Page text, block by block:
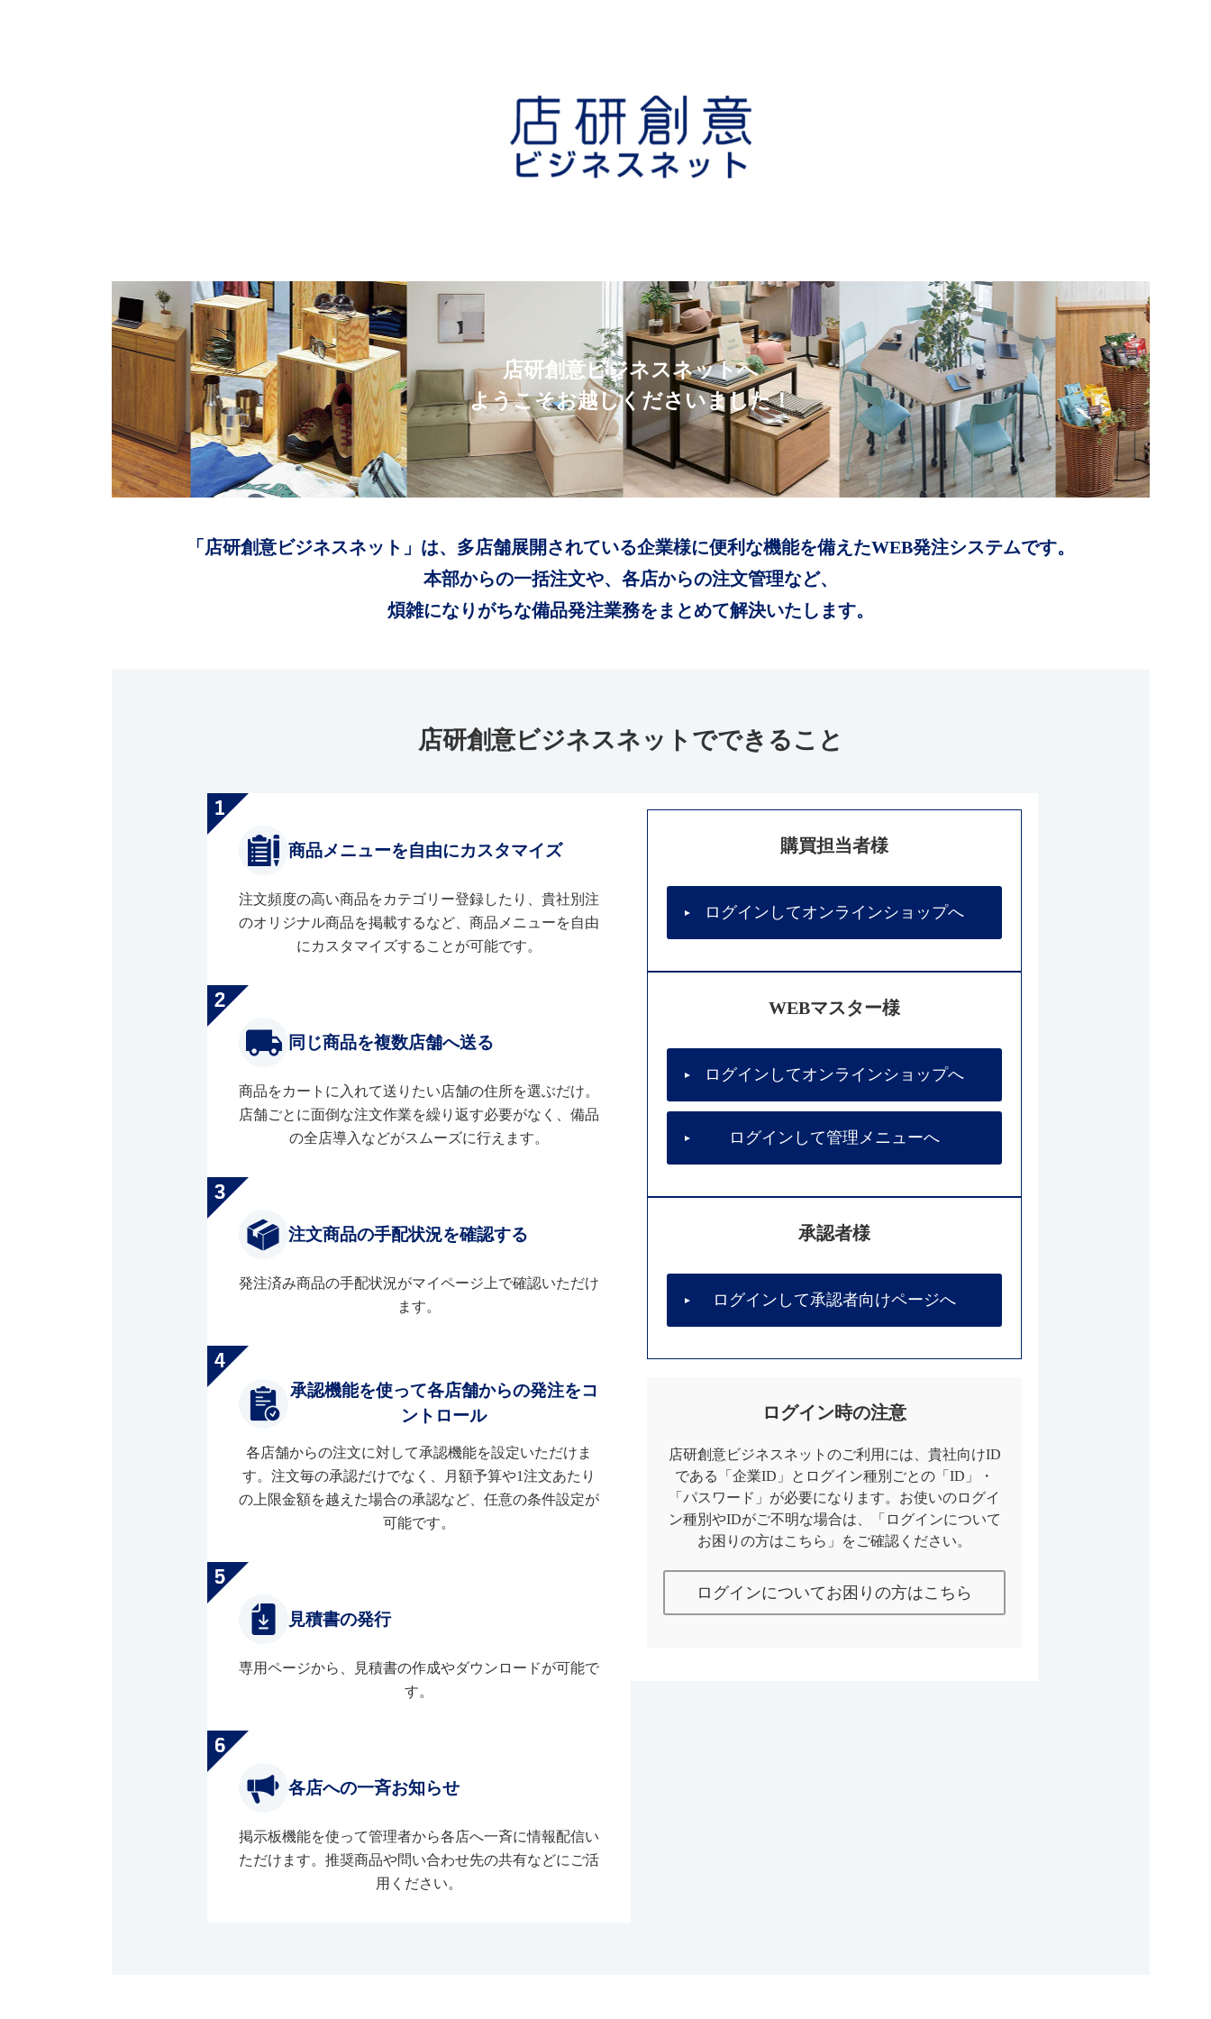
店研創意ビジネスネットへ
ようこそお越しくださいました！
「店研創意ビジネスネット」は、多店舗展開されている企業様に便利な機能を備えたWEB発注システムです。
本部からの一括注文や、各店からの注文管理など、
煩雑になりがちな備品発注業務をまとめて解決いたします。
店研創意ビジネスネットでできること
商品メニューを自由にカスタマイズ
注文頻度の高い商品をカテゴリー登録したり、貴社別注
のオリジナル商品を掲載するなど、商品メニューを自由
にカスタマイズすることが可能です。
同じ商品を複数店舗へ送る
商品をカートに入れて送りたい店舗の住所を選ぶだけ。
店舗ごとに面倒な注文作業を繰り返す必要がなく、備品
の全店導入などがスムーズに行えます。
注文商品の手配状況を確認する
発注済み商品の手配状況がマイページ上で確認いただけ
ます。
承認機能を使って各店舗からの発注をコ
ントロール
各店舗からの注文に対して承認機能を設定いただけま
す。注文毎の承認だけでなく、月額予算や1注文あたり
の上限金額を越えた場合の承認など、任意の条件設定が
可能です。
見積書の発行
専用ページから、見積書の作成やダウンロードが可能で
す。
各店への一斉お知らせ
掲示板機能を使って管理者から各店へ一斉に情報配信い
ただけます。推奨商品や問い合わせ先の共有などにご活
用ください。
購買担当者様
ログインしてオンラインショップへ
WEBマスター様
ログインしてオンラインショップへ
ログインして管理メニューへ
承認者様
ログインして承認者向けページへ
ログイン時の注意
店研創意ビジネスネットのご利用には、貴社向けID
である「企業ID」とログイン種別ごとの「ID」・
「パスワード」が必要になります。お使いのログイ
ン種別やIDがご不明な場合は、「ログインについて
お困りの方はこちら」をご確認ください。
ログインについてお困りの方はこちら